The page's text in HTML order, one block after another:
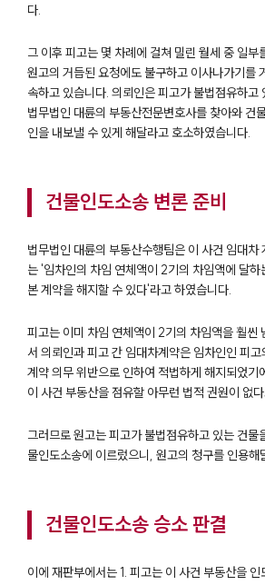
팀소개
대륜의 강점
오시는 길
고객의 소리
통합검색
AI대륜
업무사례
주요 업무사례
사례분석/최신동
법률지식인
고객후기
전체
다.
그 이후 피고는 몇 차례에 걸쳐 밀린 월세 중 일부
원고의 거듭된 요청에도 불구하고 이사나가기를
속하고 있습니다. 의뢰인은 피고가 불법점유하고
법무법인 대륜의 부동산전문변호사를 찾아와 건
인을 내보낼 수 있게 해달라고 호소하였습니다.
건물인도소송 변론 준비
법무법인 대륜의 부동산수행팀은 이 사건 임대차
는 '임차인의 차임 연체액이 2기의 차임액에 달하
본 계약을 해지할 수 있다'라고 하였습니다.
피고는 이미 차임 연체액이 2기의 차임액을 훨씬
서 의뢰인과 피고 간 임대차계약은 임차인인 피
계약 의무 위반으로 인하여 적법하게 해지되었기
이 사건 부동산을 점유할 아무런 법적 권원이 없
그러므로 원고는 피고가 불법점유하고 있는 건물
물인도소송에 이르렀으니, 원고의 청구를 인용해
건물인도소송 승소 판결
이에 재판부에서는 1. 피고는 이 사건 부동산을